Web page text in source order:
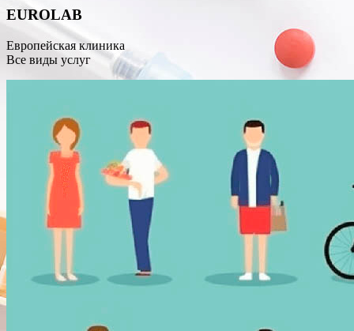
EUROLAB
Европейская клиника
Все виды услуг